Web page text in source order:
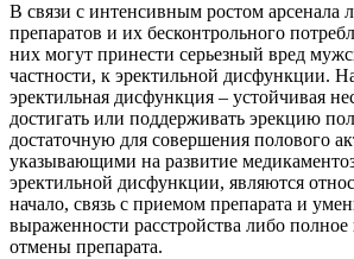
В связи с интенсивным ростом арсенала
препаратов и их бесконтрольного
них могут принести серьезный вред
частности, к эректильной дисфункции.
эректильная дисфункция – устойчивая
достигать или поддерживать эрекцию
достаточную для совершения полового
указывающими на развитие
эректильной дисфункции, являются
начало, связь с приемом препарата и
выраженности расстройства либо полное
отмены препарата.